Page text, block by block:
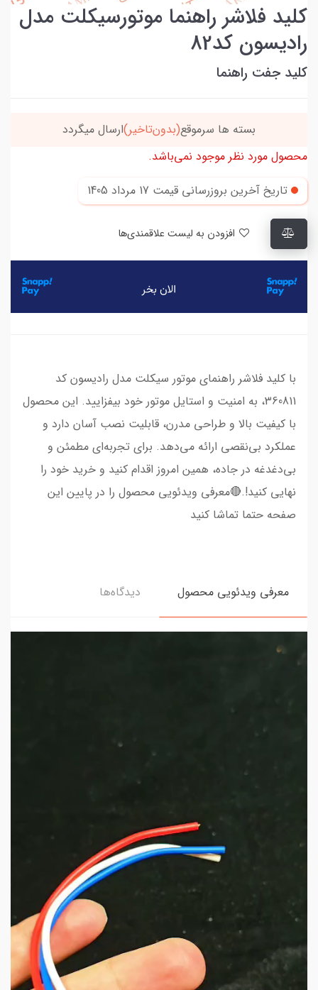
کلید فلاشر راهنما موتورسیکلت مدل
رادیسون کد82
کلید جفت راهنما
بسته ها سرموقع(بدون‌تاخیر)ارسال میگردد
محصول مورد نظر موجود نمی‌باشد.
تاریخ آخرین بروزرسانی قیمت 17 مرداد 1405
با کلید فلاشر راهنمای موتور سیکلت مدل رادیسون کد
360811، به امنیت و استایل موتور خود بیفزایید. این محصول
با کیفیت بالا و طراحی مدرن، قابلیت نصب آسان دارد و
عملکرد بی‌نقصی ارائه می‌دهد. برای تجربه‌ای مطمئن و
بی‌دغدغه در جاده، همین امروز اقدام کنید و خرید خود را
نهایی کنید!.🔴معرفی ویدئویی محصول را در پایین این
صفحه حتما تماشا کنید
معرفی ویدئویی محصول دیدگاه‌ها